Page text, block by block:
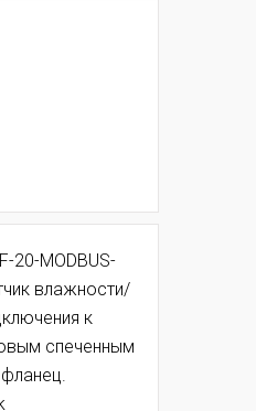
20-MODBUS-
влажности/
к
спеченным